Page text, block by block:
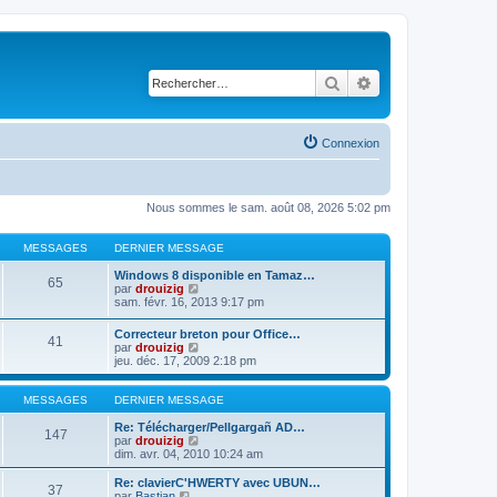
Rechercher
Connexion
Nous sommes le sam. août 08, 2026 5:02 pm
MESSAGES DERNIER MESSAGE
65
Windows 8 disponible en Tamaz…
par drouizig
o
u
l
t
e
r
l
d
e
r
n
i
sam. févr. 16, 2013 9:17 pm
41
Correcteur breton pour Office…
par drouizig
o
n
s
u
l
t
r
l
e
jeu. déc. 17, 2009 2:18 pm
MESSAGES DERNIER MESSAGE
147
Re: Télécharger/Pellgargañ AD…
par drouizig
o
n
s
dim. avr. 04, 2010 10:24 am
37
Re: clavierC'HWERTY avec UBUN…